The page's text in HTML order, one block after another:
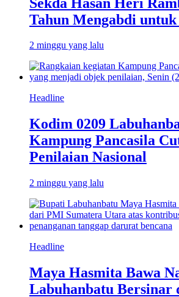
Tahun Mengabdi
2 minggu yang lalu
Headline
Kodim 0209
Kampung Pancasila
Penilaian Nasional
2 minggu yang lalu
Headline
Maya Hasmita Bawa
Labuhanbatu Bersinar